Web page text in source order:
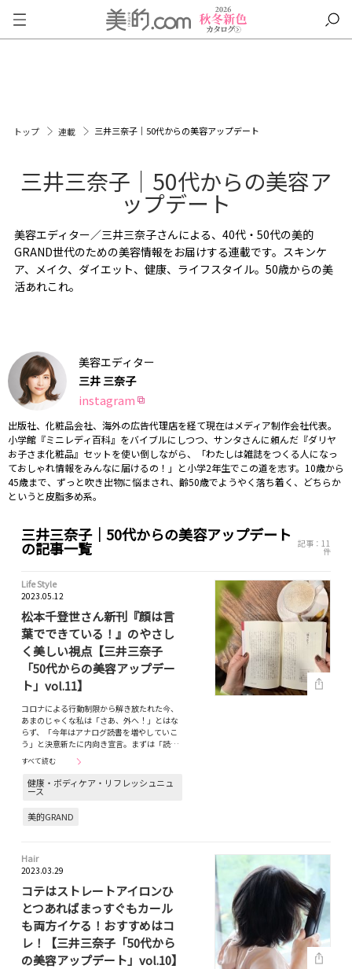
トップ 連載 三井三奈子｜50代からの美容アップデート
三井三奈子｜50代からの美容ア
ップデート
美容エディター／三井三奈子さんによる、40代・50代の美的
GRAND世代のための美容情報をお届けする連載です。スキンケ
ア、メイク、ダイエット、健康、ライフスタイル。50歳からの美
活あれこれ。
美容エディター
三井 三奈子
instagram
出版社、化粧品会社、海外の広告代理店を経て現在はメディア制作会社代表。
小学館『ミニレディ百科』をバイブルにしつつ、サンタさんに頼んだ『ダリヤ
お子さま化粧品』セットを使い倒しながら、「わたしは雑誌をつくる人になっ
ておしゃれ情報をみんなに届けるの！」と小学2年生でこの道を志す。10歳から
45歳まで、ずっと吹き出物に悩まされ、齢50歳でようやく落ち着く、どちらか
というと皮脂多め系。
三井三奈子｜50代からの美容アップデート
の記事一覧 記事：11
件
Life Style
2023.05.12
松本千登世さん新刊『顔は言
葉でできている！』のやさし
く美しい視点【三井三奈子
「50代からの美容アップデー
ト」vol.11】
コロナによる行動制限から解き放たれた今、
あまのじゃくな私は「さあ、外へ！」とはな
らず、「今年はアナログ読書を増やしていこ
う」と決意新たに内向き宣言。まずは「読…
すべて読む
健康・ボディケア・リフレッシュニュ
ース
美的GRAND
Hair
2023.03.29
コテはストレートアイロンひ
とつあればまっすぐもカール
も両方イケる！おすすめはコ
レ！【三井三奈子「50代から
の美容アップデート」vol.10】